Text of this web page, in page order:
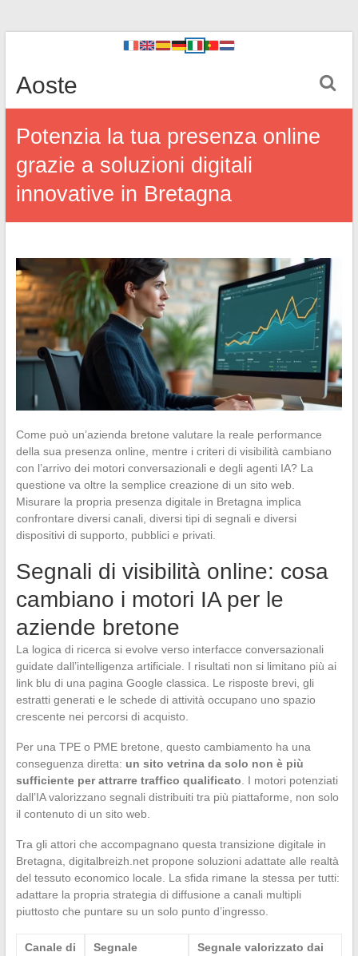
Aoste
Potenzia la tua presenza online
grazie a soluzioni digitali
innovative in Bretagna
Come può un’azienda bretone valutare la reale performance
della sua presenza online, mentre i criteri di visibilità cambiano
con l’arrivo dei motori conversazionali e degli agenti IA? La
questione va oltre la semplice creazione di un sito web.
Misurare la propria presenza digitale in Bretagna implica
confrontare diversi canali, diversi tipi di segnali e diversi
dispositivi di supporto, pubblici e privati.
Segnali di visibilità online: cosa
cambiano i motori IA per le
aziende bretone
La logica di ricerca si evolve verso interfacce conversazionali
guidate dall’intelligenza artificiale. I risultati non si limitano più ai
link blu di una pagina Google classica. Le risposte brevi, gli
estratti generati e le schede di attività occupano uno spazio
crescente nei percorsi di acquisto.
Per una TPE o PME bretone, questo cambiamento ha una
conseguenza diretta: un sito vetrina da solo non è più
sufficiente per attrarre traffico qualificato . I motori potenziati
dall’IA valorizzano segnali distribuiti tra più piattaforme, non solo
il contenuto di un sito web.
Tra gli attori che accompagnano questa transizione digitale in
Bretagna, digitalbreizh.net propone soluzioni adattate alle realtà
del tessuto economico locale. La sfida rimane la stessa per tutti:
adattare la propria strategia di diffusione a canali multipli
piuttosto che puntare su un solo punto d’ingresso.
Canale di
Segnale
Segnale valorizzato dai